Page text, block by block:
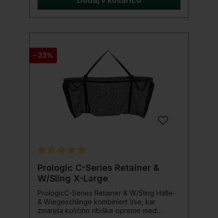
dolžina: 110 x 65 cm, Transportne dimenzije:
55 x 65 x 20 cm, zelo dobre plavalne
vodoodbojen 600D najlon, enostavno
- 23%
Prologic C-Series Retainer &
W/Sling X-Large
PrologicC-Series Retainer & W/Sling Halte-
& Wiegeschlinge kombiniert Vse, kar
zmanjša količino ribiške opreme med